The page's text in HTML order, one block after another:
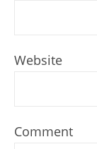
Website
Comment